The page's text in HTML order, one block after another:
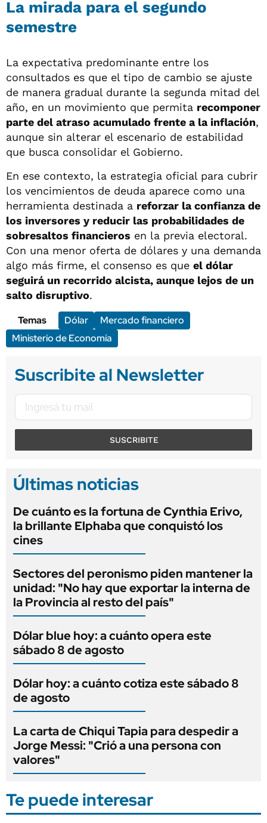
La mirada para el segundo
semestre
La expectativa predominante entre los
consultados es que el tipo de cambio se ajuste
de manera gradual durante la segunda mitad del
año, en un movimiento que permita recomponer
parte del atraso acumulado frente a la inflación,
aunque sin alterar el escenario de estabilidad
que busca consolidar el Gobierno.
En ese contexto, la estrategia oficial para cubrir
los vencimientos de deuda aparece como una
herramienta destinada a reforzar la confianza de
los inversores y reducir las probabilidades de
sobresaltos financieros en la previa electoral.
Con una menor oferta de dólares y una demanda
algo más firme, el consenso es que el dólar
seguirá un recorrido alcista, aunque lejos de un
salto disruptivo.
Temas
Dólar
Mercado financiero
Ministerio de Economía
Suscribite al Newsletter
SUSCRIBITE
Últimas noticias
De cuánto es la fortuna de Cynthia Erivo,
la brillante Elphaba que conquistó los
cines
Sectores del peronismo piden mantener la
unidad: "No hay que exportar la interna de
la Provincia al resto del país"
Dólar blue hoy: a cuánto opera este
sábado 8 de agosto
Dólar hoy: a cuánto cotiza este sábado 8
de agosto
La carta de Chiqui Tapia para despedir a
Jorge Messi: "Crió a una persona con
valores"
Te puede interesar